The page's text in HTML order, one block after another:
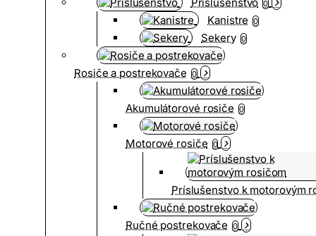
0
Kanistre 0
Sekery 0
Rosiče a postrekovače 0
Akumulátorové rosiče 0
Motorové rosiče 0
Príslušenstvo k motorovým
Ručné postrekovače 0